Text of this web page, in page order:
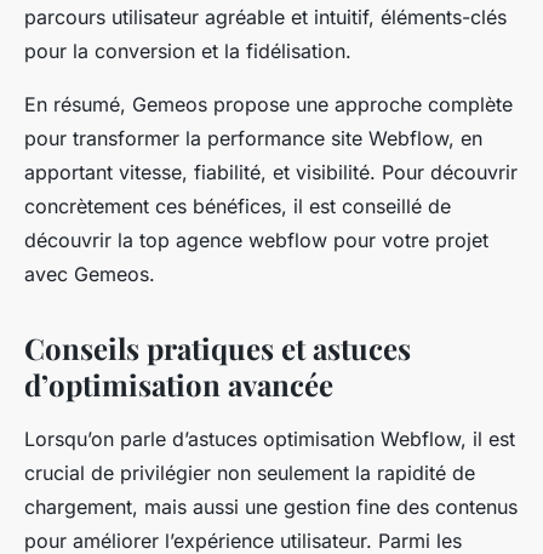
parcours utilisateur agréable et intuitif, éléments-clés
pour la conversion et la fidélisation.
En résumé, Gemeos propose une approche complète
pour transformer la performance site Webflow, en
apportant vitesse, fiabilité, et visibilité. Pour découvrir
concrètement ces bénéfices, il est conseillé de
découvrir la top agence webflow pour votre projet
avec Gemeos.
Conseils pratiques et astuces
d’optimisation avancée
Lorsqu’on parle d’astuces optimisation Webflow, il est
crucial de privilégier non seulement la rapidité de
chargement, mais aussi une gestion fine des contenus
pour améliorer l’expérience utilisateur. Parmi les